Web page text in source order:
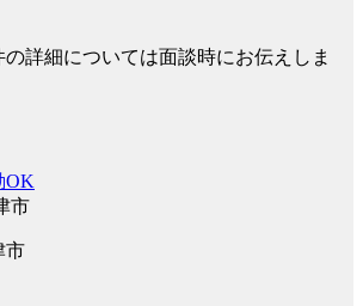
詳細については面談時にお伝えしま
OK
市
市